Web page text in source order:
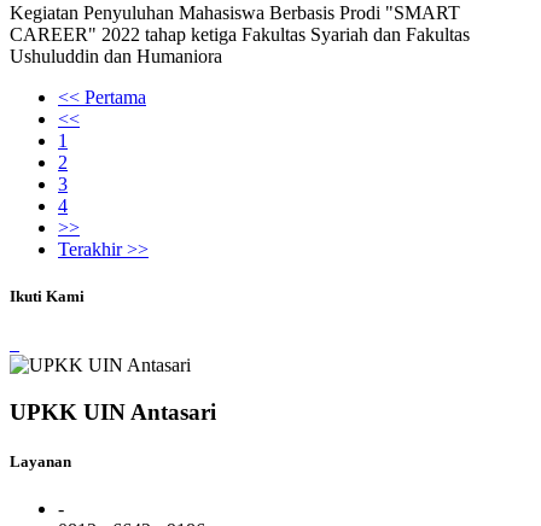
Kegiatan Penyuluhan Mahasiswa Berbasis Prodi "SMART
CAREER" 2022 tahap ketiga Fakultas Syariah dan Fakultas
Ushuluddin dan Humaniora
<< Pertama
<<
1
2
3
4
>>
Terakhir >>
Ikuti Kami
UPKK UIN Antasari
Layanan
-